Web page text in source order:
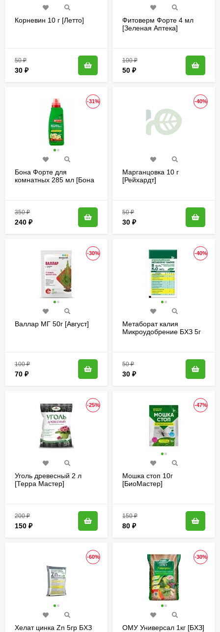
Корневин 10 г [Летто]
50₽
30 ₽
Фитоверм Форте 4 мл
[Зеленая Аптека]
100₽
50 ₽
-31%
Бона Форте для
комнатных 285 мл [Бона
350₽
240 ₽
-40%
Марганцовка 10 г
[Рейхардт]
50₽
30 ₽
-30%
Валлар МГ 50г [Август]
100₽
70 ₽
-40%
Метаборат калия
Микроудобрение БХЗ 5г
50₽
30 ₽
-25%
Уголь древесный 2 л
[Терра Мастер]
200₽
150 ₽
-47%
Мошка стоп 10г
[БиоМастер]
150₽
80 ₽
-60%
Хелат цинка Zn 5гр БХЗ
-30%
ОМУ Универсал 1кг [БХЗ]